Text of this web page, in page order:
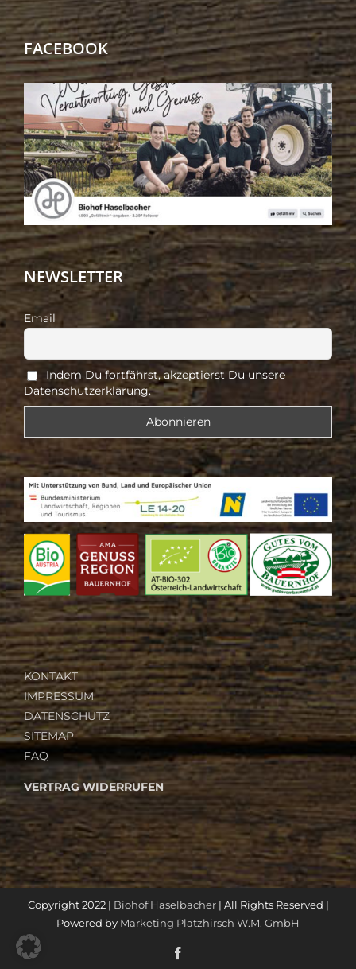
FACEBOOK
NEWSLETTER
Email
Indem Du fortfährst, akzeptierst Du unsere
Datenschutzerklärung.
KONTAKT
IMPRESSUM
DATENSCHUTZ
SITEMAP
FAQ
VERTRAG WIDERRUFEN
Copyright 2022 | Biohof Haselbacher| All Rights Reserved |
Powered by Marketing Platzhirsch W.M. GmbH